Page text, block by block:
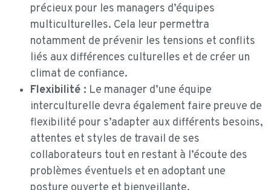
précieux pour les managers d’équipes
multiculturelles. Cela leur permettra
notamment de prévenir les tensions et conflits
liés aux différences culturelles et de créer un
climat de confiance.
Flexibilité : Le manager d’une équipe
interculturelle devra également faire preuve de
flexibilité pour s’adapter aux différents besoins,
attentes et styles de travail de ses
collaborateurs tout en restant à l’écoute des
problèmes éventuels et en adoptant une